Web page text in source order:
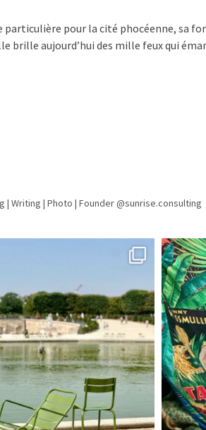
pour la cité phocéenne, sa
brille aujourd’hui des mille feux qui
| Writing | Photo | Founder @sunrise.consulting